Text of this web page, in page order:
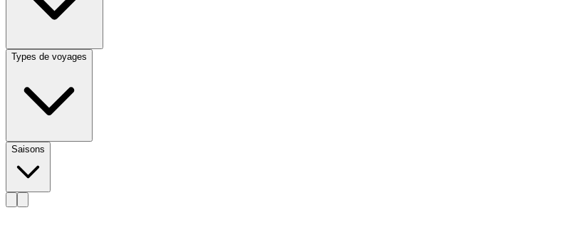
Types de voyages
Saisons